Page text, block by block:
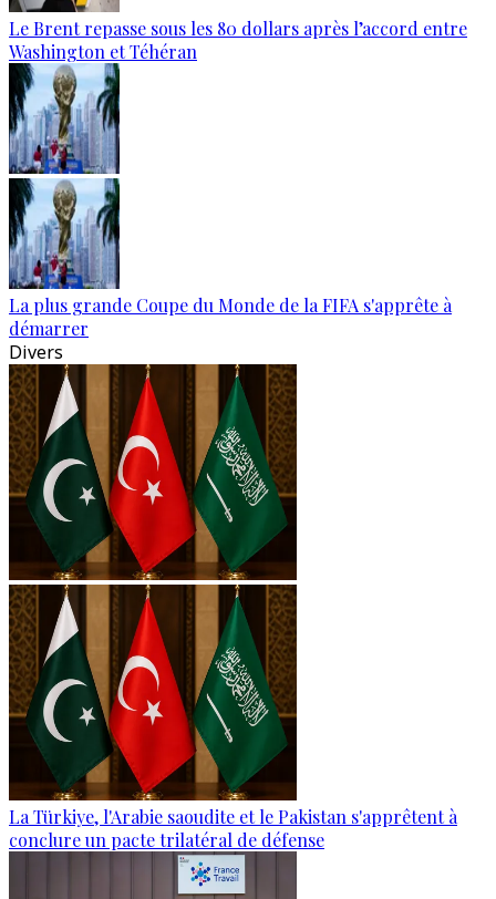
Le Brent repasse sous les 80 dollars après l’accord entre
Washington et Téhéran
La plus grande Coupe du Monde de la FIFA s'apprête à
démarrer
Divers
La Türkiye, l'Arabie saoudite et le Pakistan s'apprêtent à
conclure un pacte trilatéral de défense